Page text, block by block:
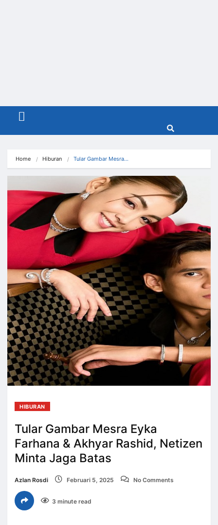
Menu
Home Hiburan Tular Gambar Mesra…
HIBURAN
Tular Gambar Mesra Eyka
Farhana & Akhyar Rashid, Netizen
Minta Jaga Batas
Azlan Rosdi Februari 5, 2025 No Comments
3 minute read